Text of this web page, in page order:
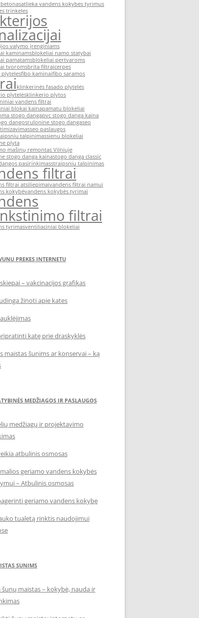
atlieka vandens kokybes tyrimus
trinkeles
valymo įrenginiams
kaminamsblokeliai namo statybai
pamatamsblokeliai pertvaroms
tvoromsbrita filtraicerpes
plytelesfibo kaminaifibo saramos
klinkerinės fasado plytelės
plytelėsklinkerio plytos
vandens filtrai
blokai kainapamatu blokeliai
stogo dangapvc stogo danga kaina
dangosrulonine stogo dangaseo
seo paslaugos
talpinimassienu blokeliai
plyta
mašinų remontas Vilniuje
stogo danga kainastogo danga classic
pasirinkimasstraipsniu talpinimas
filtrai
filtrai atsiliepimaivandens filtrai namui
kokybėvandens kokybės tyrimai
filtrai
tyrimasventiliaciniai blokeliai
PREKES INTERNETU
– vakcinacijos grafikas
žinoti apie kates
katę prie draskyklės
maistas šunims ar konservai – ką
MEDŽIAGOS IR PASLAUGOS
medžiagų ir projektavimo
atbulinis osmosas
geriamo vandens kokybės
– Atbulinis osmosas
geriamo vandens kokybę
tualetą rinktis naudojimui
SUNIMS
šunų maistas – kokybė, nauda ir